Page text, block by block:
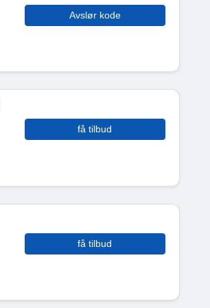
Avslør kode
få tilbud
få tilbud